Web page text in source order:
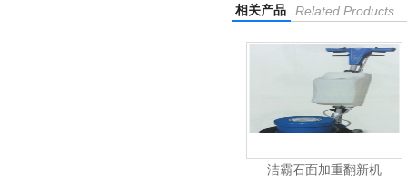
相关产品 Related Products
洁霸石面加重翻新机